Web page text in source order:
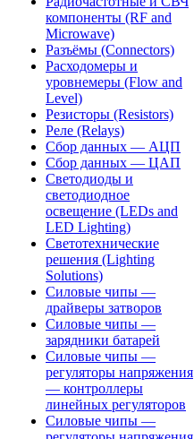
компоненты (RF and
Microwave)
Разъёмы (Connectors)
Расходомеры и
уровнемеры (Flow and
Level)
Резисторы (Resistors)
Реле (Relays)
Сбор данных — АЦП
Сбор данных — ЦАП
Светодиоды и
светодиодное
освещение (LEDs and
LED Lighting)
Светотехнические
решения (Lighting
Solutions)
Силовые чипы —
драйверы затворов
Силовые чипы —
зарядники батарей
Силовые чипы —
регуляторы напряжения
— контроллеры
линейных регуляторов
Силовые чипы —